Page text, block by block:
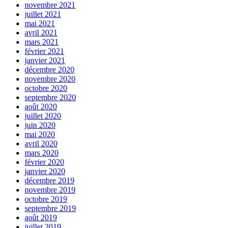
novembre 2021
juillet 2021
mai 2021
avril 2021
mars 2021
février 2021
janvier 2021
décembre 2020
novembre 2020
octobre 2020
septembre 2020
août 2020
juillet 2020
juin 2020
mai 2020
avril 2020
mars 2020
février 2020
janvier 2020
décembre 2019
novembre 2019
octobre 2019
septembre 2019
août 2019